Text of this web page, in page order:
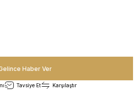
Haber Ver
Tavsiye Et Karşılaştır